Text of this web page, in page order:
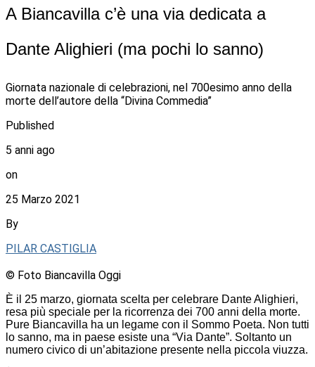
A Biancavilla c’è una via dedicata a
Dante Alighieri (ma pochi lo sanno)
Giornata nazionale di celebrazioni, nel 700esimo anno della
morte dell’autore della “Divina Commedia”
Published
5 anni ago
on
25 Marzo 2021
By
PILAR CASTIGLIA
© Foto Biancavilla Oggi
È il 25 marzo, giornata scelta per celebrare Dante Alighieri,
resa più speciale per la ricorrenza dei 700 anni della morte.
Pure Biancavilla ha un legame con il Sommo Poeta. Non tutti
lo sanno, ma in paese esiste una “Via Dante”. Soltanto un
numero civico di un’abitazione presente nella piccola viuzza.